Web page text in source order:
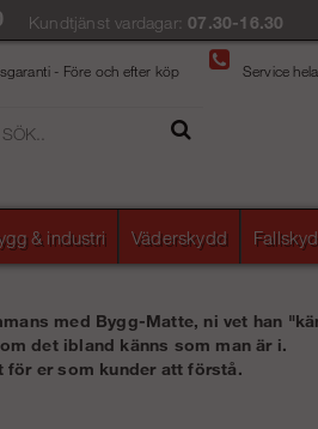
Kundtjänst vardagar:07.30-16.30
- Före och efter köp Service
& industri Väderskydd
med Bygg-Matte, ni vet han
det ibland känns som man är i.
er som kunder att förstå.